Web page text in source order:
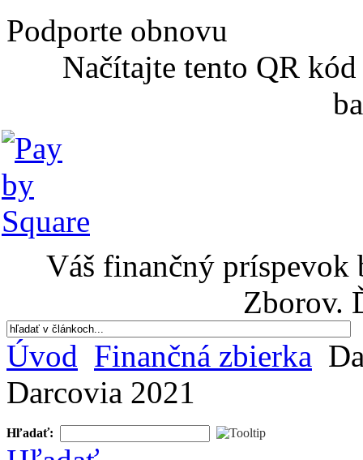
Podporte obnovu
Načítajte tento QR
Váš finančný príspevok
Zborov.
Úvod Finančná zbierka
Darcovia 2021
Hľadať: